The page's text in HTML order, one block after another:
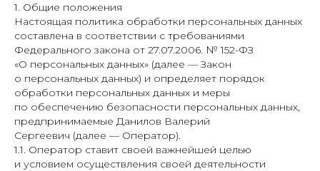
1. Общие положения
Настоящая политика обработки персональных данных
составлена в соответствии с требованиями
Федерального закона от 27.07.2006. № 152-ФЗ
«О персональных данных» (далее — Закон
о персональных данных) и определяет порядок
обработки персональных данных и меры
по обеспечению безопасности персональных данных,
предпринимаемые Данилов Валерий
Сергеевич (далее — Оператор).
1.1. Оператор ставит своей важнейшей целью
и условием осуществления своей деятельности